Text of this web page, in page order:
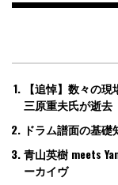
【追悼】数々の
三原重夫氏が逝去
ドラム譜面の基礎
青山英樹 meets
ーカイヴ